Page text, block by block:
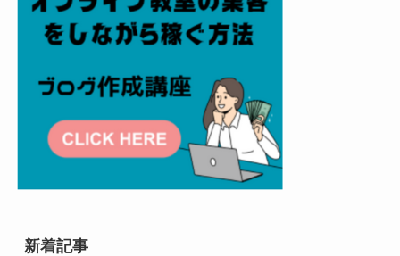
新着記事